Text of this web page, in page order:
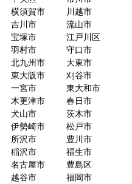
横須賀市
川越市
吉川市
流山市
宝塚市
江戸川区
羽村市
守口市
北九州市
大東市
東大阪市
刈谷市
一宮市
東大和市
木更津市
春日市
犬山市
茨木市
伊勢崎市
松戸市
所沢市
豊川市
稲沢市
福生市
名古屋市
豊島区
越谷市
福岡市